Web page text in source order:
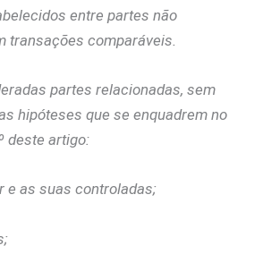
entre partes não
transações comparáveis.
partes relacionadas, sem
hipóteses que se enquadrem no
deste artigo:
e as suas controladas;